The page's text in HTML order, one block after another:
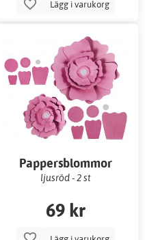
Lägg i varukorg
Pappersblommor
ljusröd - 2 st
69 kr